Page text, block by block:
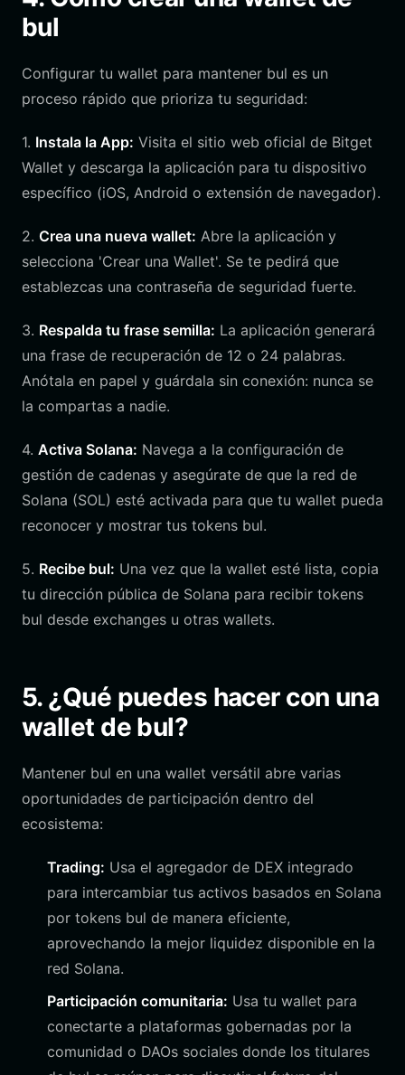
bul
Configurar tu wallet para mantener bul es un
proceso rápido que prioriza tu seguridad:
1. Instala la App: Visita el sitio web oficial de Bitget
Wallet y descarga la aplicación para tu dispositivo
específico (iOS, Android o extensión de navegador).
2. Crea una nueva wallet: Abre la aplicación y
selecciona 'Crear una Wallet'. Se te pedirá que
establezcas una contraseña de seguridad fuerte.
3. Respalda tu frase semilla: La aplicación generará
una frase de recuperación de 12 o 24 palabras.
Anótala en papel y guárdala sin conexión: nunca se
la compartas a nadie.
4. Activa Solana: Navega a la configuración de
gestión de cadenas y asegúrate de que la red de
Solana (SOL) esté activada para que tu wallet pueda
reconocer y mostrar tus tokens bul.
5. Recibe bul: Una vez que la wallet esté lista, copia
tu dirección pública de Solana para recibir tokens
bul desde exchanges u otras wallets.
5. ¿Qué puedes hacer con una
wallet de bul?
Mantener bul en una wallet versátil abre varias
oportunidades de participación dentro del
ecosistema:
Trading: Usa el agregador de DEX integrado
para intercambiar tus activos basados en Solana
por tokens bul de manera eficiente,
aprovechando la mejor liquidez disponible en la
red Solana.
Participación comunitaria: Usa tu wallet para
conectarte a plataformas gobernadas por la
comunidad o DAOs sociales donde los titulares